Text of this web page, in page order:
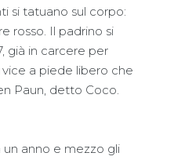
si tatuano sul corpo:
rosso. Il padrino si
già in carcere per
a piede libero che
Paun, detto Coco.
un anno e mezzo gli